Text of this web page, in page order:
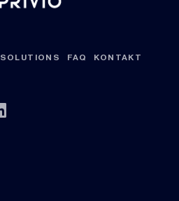
SOLUTIONS FAQ KONTAKT